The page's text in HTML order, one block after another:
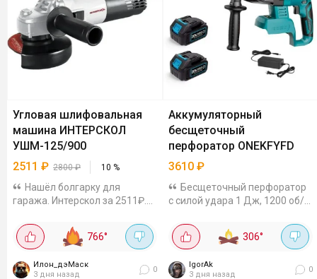
Угловая шлифовальная
машина ИНТЕРСКОЛ
УШМ-125/900
2511 ₽ 2800₽ 10 %
Нашёл болгарку для
гаража. Интерскол за 2511₽.У
бренда, очень нравится
качество! Что тут пишут:
для металла и камня....
766°
Илон_дэМаск
3 дня назад
0
Аккумуляторный
бесщеточный
перфоратор ONEKFYFD
3610 ₽
Бесщеточный перфоратор
с силой удара 1 Дж, 1200 об/
патроном. В комплекте идут 2
аккумулятора и зарядное
совместим с...
306°
IgorAk
3 дня назад
0